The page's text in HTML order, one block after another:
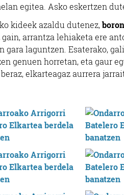
egitea. Asko eskertzen
kideek azaldu dutenez,
gain, arrantza lehiaketa ere
gara laguntzen. Esaterako,
genuen horretan, eta gaur
elkarteagaz aurrera